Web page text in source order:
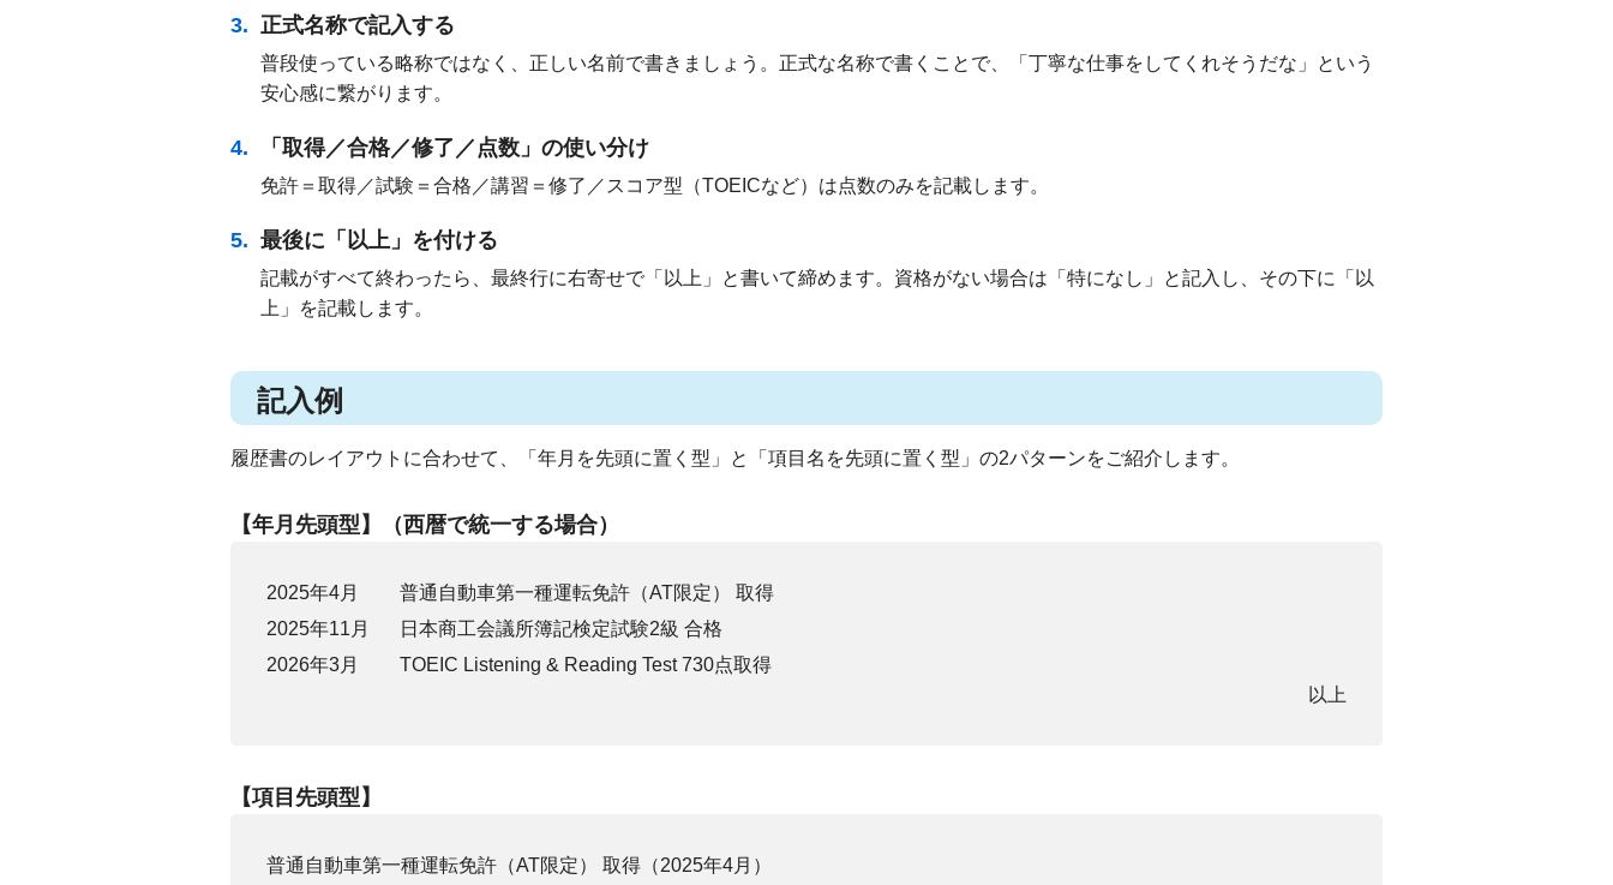
正式名称で記入する
普段使っている略称ではなく、正しい名前で書きましょう。正式な名称で書くことで、「丁寧な仕事をしてくれそうだな」という
安心感に繋がります。
「取得／合格／修了／点数」の使い分け
免許＝取得／試験＝合格／講習＝修了／スコア型（TOEICなど）は点数のみを記載します。
最後に「以上」を付ける
記載がすべて終わったら、最終行に右寄せで「以上」と書いて締めます。資格がない場合は「特になし」と記入し、その下に「以
上」を記載します。
記入例
履歴書のレイアウトに合わせて、「年月を先頭に置く型」と「項目名を先頭に置く型」の2パターンをご紹介します。
【年月先頭型】（西暦で統一する場合）
2025年4月
普通自動車第一種運転免許（AT限定） 取得
2025年11月
日本商工会議所簿記検定試験2級 合格
2026年3月
TOEIC Listening & Reading Test 730点取得
以上
【項目先頭型】
普通自動車第一種運転免許（AT限定） 取得（2025年4月）